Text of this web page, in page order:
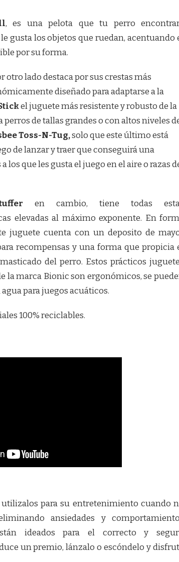
, es una pelota que tu perro
gusta los objetos que ruedan, acentuando
por su forma.
otro lado destaca por sus crestas más
diseñado para adaptarse a la
el juguetemás resistente y robusto de la
de tallas grandes o con altos niveles
Toss-N-Tug,solo que este último está
de lanzar y traer que conseguirá una
que les gusta el juego en el aire o razas
en cambio, tiene todas
elevadas al máximo exponente. En
juguete cuenta con un deposito de
recompensas y una forma que propicia
del perro. Estos prácticos
la marca Bionic son ergonómicos, se
para juegos acuáticos.
100% reciclables.
para su entretenimiento cuando
ansiedades y
ideados para el correcto y
un premio, lánzalo o escóndelo y